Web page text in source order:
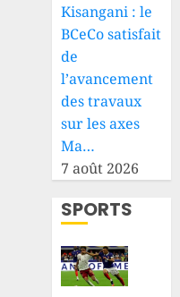
Kisangani : le
BCeCo satisfait
de
l’avancement
des travaux
sur les axes
Ma…
7 août 2026
SPORTS